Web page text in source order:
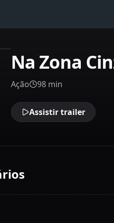
Na Zona
Ação 98 min
Assistir trailer